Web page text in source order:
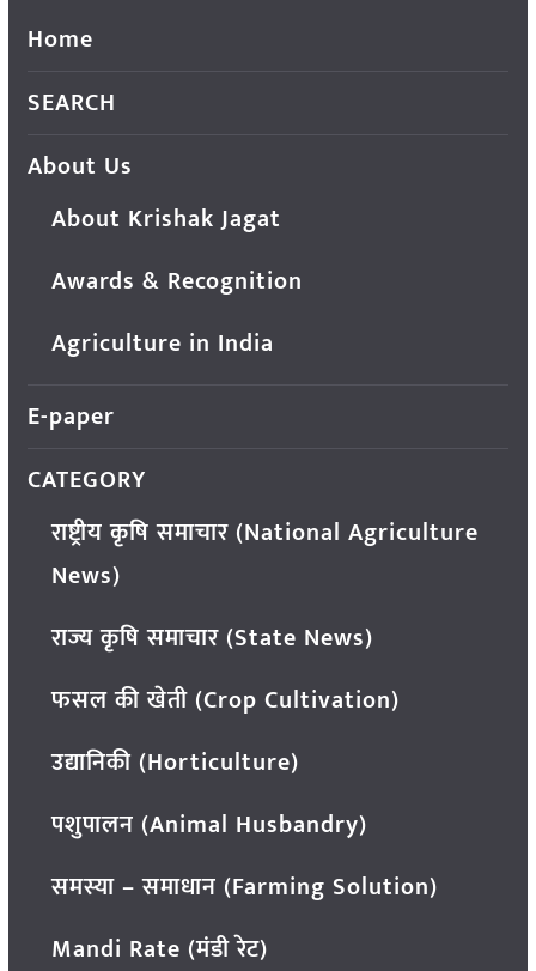
Home
SEARCH
About Us
About Krishak Jagat
Awards & Recognition
Agriculture in India
E-paper
CATEGORY
राष्ट्रीय कृषि समाचार (National Agriculture
News)
राज्य कृषि समाचार (State News)
फसल की खेती (Crop Cultivation)
उद्यानिकी (Horticulture)
पशुपालन (Animal Husbandry)
समस्या – समाधान (Farming Solution)
Mandi Rate (मंडी रेट)